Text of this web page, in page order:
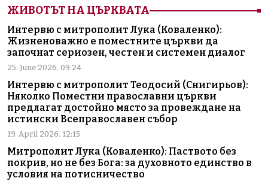
ЖИВОТЪТ НА ЦЪРКВАТА
Интервю с митрополит Лука (Коваленко):
Жизненоважно е поместните църкви да
започнат сериозен, честен и системен диалог
25. June 2026. 09:24
Интервю с митрополит Теодосий (Снигирьов):
Няколко Поместни православни църкви
предлагат достойно място за провеждане на
истински Всеправославен събор
19. April 2026. 12:15
Митрополит Лука (Коваленко): Паството без
покрив, но не без Бога: за духовното единство в
условия на потисничество